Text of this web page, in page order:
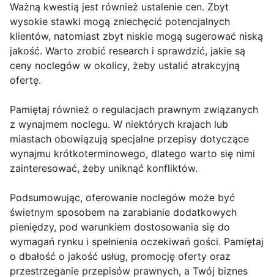
Ważną kwestią jest również ustalenie cen. Zbyt
wysokie stawki mogą zniechęcić potencjalnych
klientów, natomiast zbyt niskie mogą sugerować niską
jakość. Warto zrobić research i sprawdzić, jakie są
ceny noclegów w okolicy, żeby ustalić atrakcyjną
ofertę.
Pamiętaj również o regulacjach prawnym związanych
z wynajmem noclegu. W niektórych krajach lub
miastach obowiązują specjalne przepisy dotyczące
wynajmu krótkoterminowego, dlatego warto się nimi
zainteresować, żeby uniknąć konfliktów.
Podsumowując, oferowanie noclegów może być
świetnym sposobem na zarabianie dodatkowych
pieniędzy, pod warunkiem dostosowania się do
wymagań rynku i spełnienia oczekiwań gości. Pamiętaj
o dbałość o jakość usług, promocję oferty oraz
przestrzeganie przepisów prawnych, a Twój biznes